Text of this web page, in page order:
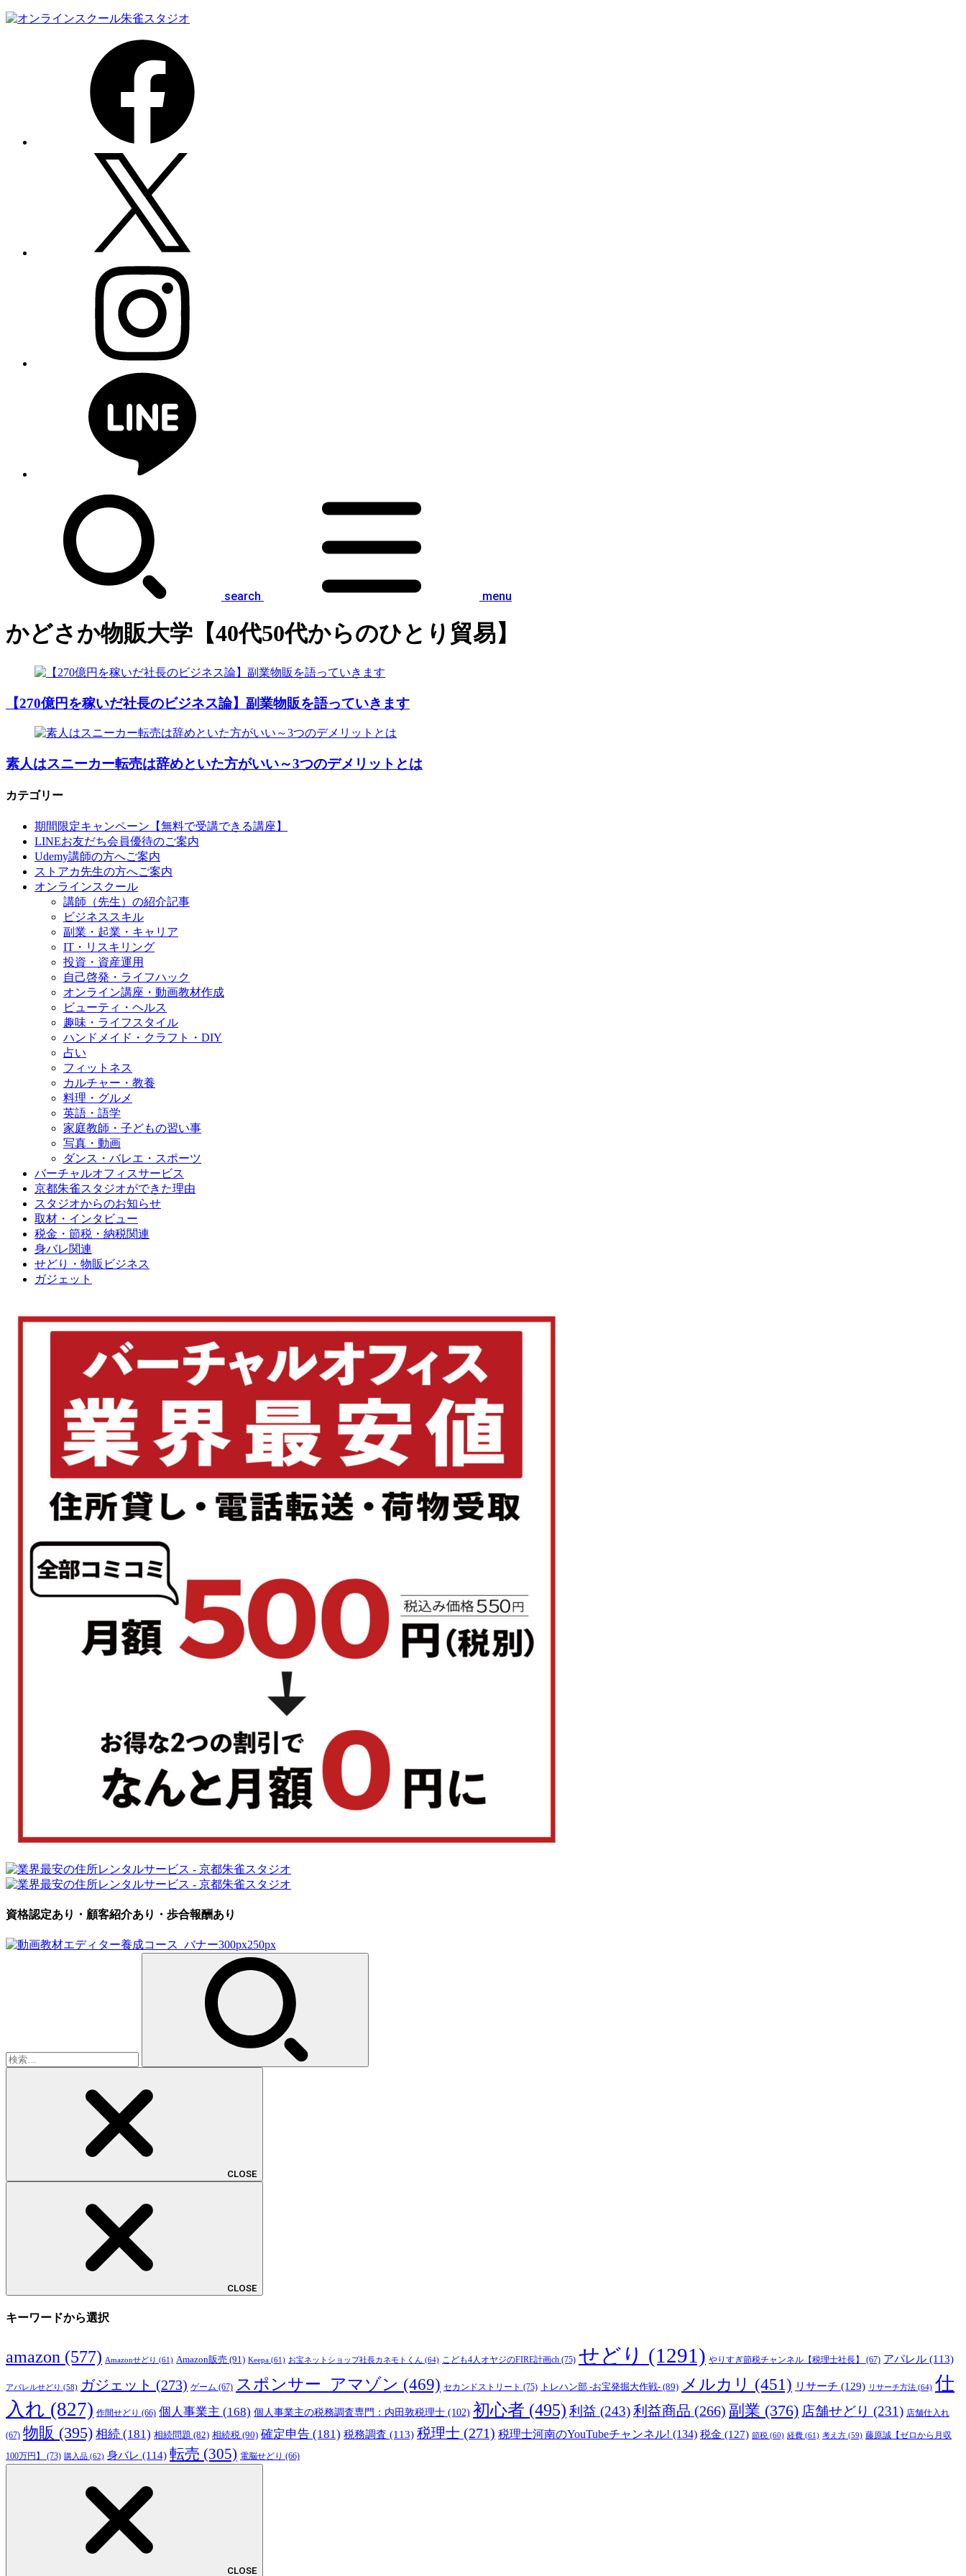
search menu
かどさか物販大学【40代50代からのひとり貿易】
【270億円を稼いだ社長のビジネス論】副業物販を語っていきます
素人はスニーカー転売は辞めといた方がいい～3つのデメリットとは
カテゴリー
期間限定キャンペーン【無料で受講できる講座】
LINEお友だち会員優待のご案内
Udemy講師の方へご案内
ストアカ先生の方へご案内
オンラインスクール
講師（先生）の紹介記事
ビジネススキル
副業・起業・キャリア
IT・リスキリング
投資・資産運用
自己啓発・ライフハック
オンライン講座・動画教材作成
ビューティ・ヘルス
趣味・ライフスタイル
ハンドメイド・クラフト・DIY
占い
フィットネス
カルチャー・教養
料理・グルメ
英語・語学
家庭教師・子どもの習い事
写真・動画
ダンス・バレエ・スポーツ
バーチャルオフィスサービス
京都朱雀スタジオができた理由
スタジオからのお知らせ
取材・インタビュー
税金・節税・納税関連
身バレ関連
せどり・物販ビジネス
ガジェット
資格認定あり・顧客紹介あり・歩合報酬あり
CLOSE
CLOSE
キーワードから選択
amazon (577) Amazonせどり (61) Amazon販売 (91) Keepa (61) お宝ネットショップ社長カネモトくん (64) こども4人オヤジのFIRE計画ch (75) せどり (1291) やりすぎ節税チャンネル【税理士社長】 (67) アパレル (113)
アパレルせどり (58) ガジェット (273) ゲーム (67) スポンサー_アマゾン (469) セカンドストリート (75) トレハン部 -お宝発掘大作戦- (89) メルカリ (451) リサーチ (129) リサーチ方法 (64) 仕
入れ (827) 作間せどり (66) 個人事業主 (168) 個人事業主の税務調査専門：内田敦税理士 (102) 初心者 (495) 利益 (243)利益商品 (266) 副業 (376) 店舗せどり (231) 店舗仕入れ
(67) 物販 (395) 相続 (181) 相続問題 (82) 相続税 (90) 確定申告 (181) 税務調査 (113) 税理士 (271) 税理士河南のYouTubeチャンネル! (134) 税金 (127) 節税 (60) 経費 (61) 考え方 (59) 藤原誠【ゼロから月収
100万円】 (73) 購入品 (62) 身バレ (114) 転売 (305) 電脳せどり (66)
CLOSE